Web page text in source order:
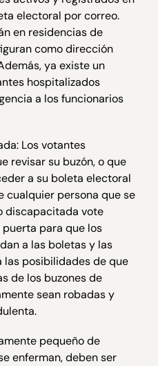
electoral por correo.
en residencias de
como dirección
ya existe un
hospitalizados
a los funcionarios
Los votantes
revisar su buzón, o que
a su boleta electoral
cualquier persona que se
discapacitada vote
para que los
a las boletas y las
las posibilidades de que
de los buzones de
sean robadas y
pequeño de
enferman, deben ser